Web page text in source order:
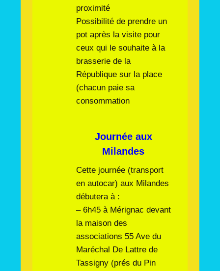
proximité
Possibilité de prendre un
pot après la visite pour
ceux qui le souhaite à la
brasserie de la
République sur la place
(chacun paie sa
consommation
Journée aux
Milandes
Cette journée (transport
en autocar) aux Milandes
débutera à :
– 6h45 à Mérignac devant
la maison des
associations 55 Ave du
Maréchal De Lattre de
Tassigny (prés du Pin